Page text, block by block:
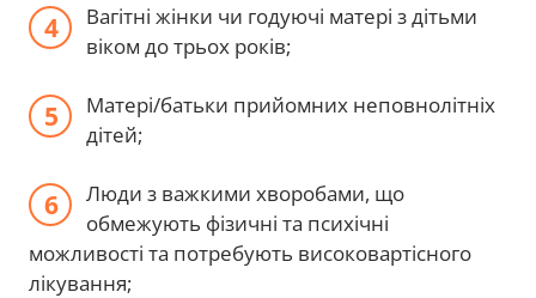
Вагітні жінки чи годуючі матері з дітьми
віком до трьох років;
Матері/батьки прийомних неповнолітніх
дітей;
Люди з важкими хворобами, що
обмежують фізичні та психічні
можливості та потребують високовартісного
лікування;